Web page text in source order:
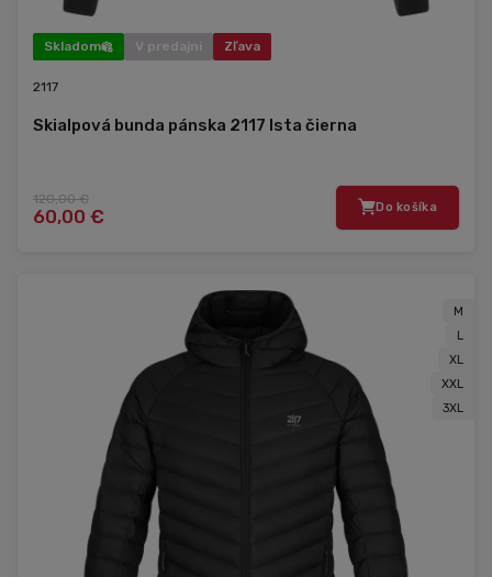
Skladom V predajni Zľava
2117
Skialpová bunda pánska 2117 Ista čierna
120,00 €
60,00 € Do košíka
M
L
XL
XXL
3XL